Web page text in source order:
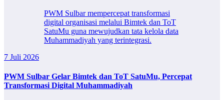
PWM Sulbar mempercepat transformasi
digital organisasi melalui Bimtek dan ToT
SatuMu guna mewujudkan tata kelola data
Muhammadiyah yang terintegrasi.
7 Juli 2026
PWM Sulbar Gelar Bimtek dan ToT SatuMu, Percepat
Transformasi Digital Muhammadiyah